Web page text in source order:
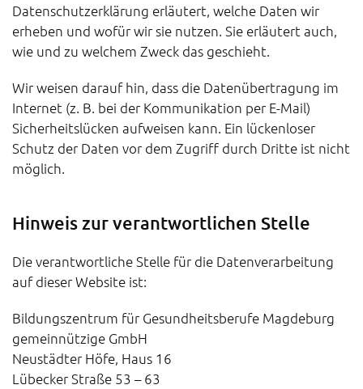
Datenschutzerklärung erläutert, welche Daten wir
erheben und wofür wir sie nutzen. Sie erläutert auch,
wie und zu welchem Zweck das geschieht.
Wir weisen darauf hin, dass die Datenübertragung im
Internet (z. B. bei der Kommunikation per E-Mail)
Sicherheitslücken aufweisen kann. Ein lückenloser
Schutz der Daten vor dem Zugriff durch Dritte ist nicht
möglich.
Hinweis zur verantwortlichen Stelle
Die verantwortliche Stelle für die Datenverarbeitung
auf dieser Website ist:
Bildungszentrum für Gesundheitsberufe Magdeburg
gemeinnützige GmbH
Neustädter Höfe, Haus 16
Lübecker Straße 53 – 63